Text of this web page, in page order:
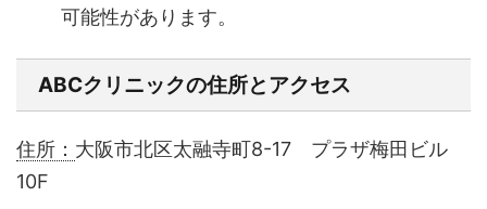
可能性があります。
ABCクリニックの住所とアクセス
住所： 大阪市北区太融寺町8-17 プラザ梅田ビル
10F